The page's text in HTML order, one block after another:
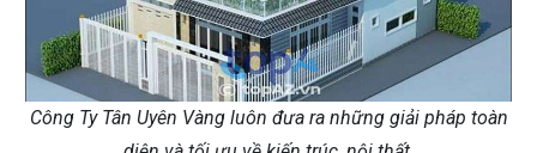
Công Ty Tân Uyên Vàng luôn đưa ra những giải pháp toàn